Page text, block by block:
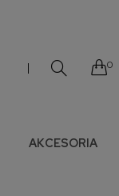
| 0
AKCESORIA